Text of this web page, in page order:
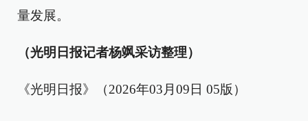
量发展。
（光明日报记者杨飒采访整理）
《光明日报》（2026年03月09日 05版）